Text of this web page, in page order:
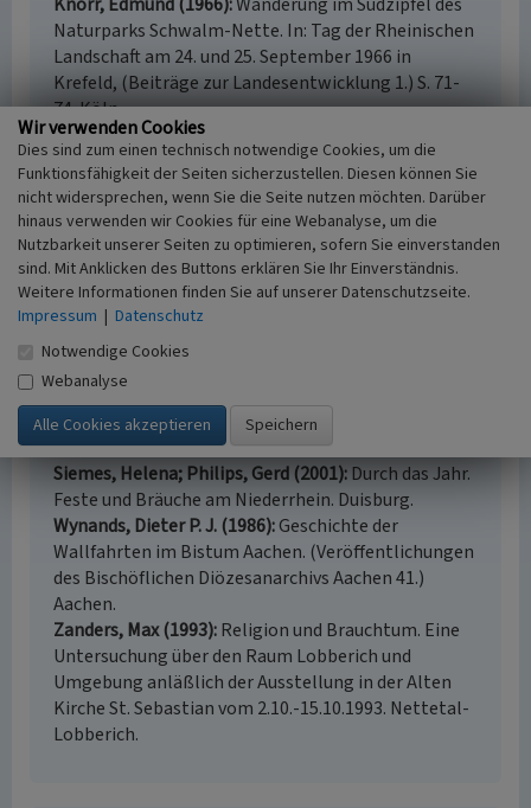
Naturparks Schwalm-Nette. In: Tag der Rheinischen
Landschaft am 24. und 25. September 1966 in
Krefeld, (Beiträge zur Landesentwicklung 1.) S. 71-
74. Köln.
Knorr, Edmund (1934)
Bezirksstelle für staatl. Naturschutz durch das Land
an der Schwalm. In: Rheinische Heimatpflege 6, Heft
4, S. 351-353. Düsseldorf.
Kronsbein, Stefan (1991) Quellen am unteren linken
Niederrhein - ein natur- und kulturgeschichtlicher
Beitrag. In: Klostermann, Josef; Kronsbein, Stefan;
Rehbein, Hansgeorg (Hrsg.): Natur und Landschaft
am Niederrhein - Naturwissenschaftliche Beiträge.
Festschrift zum 80. Geburtstag von Dr. Hans-
Wilhelm Quitzow, (Niederrheinischer Landeskunde.
Schriften zur Natur und Geschichte des Niederrheins,
Band X.) S. 349-429. Krefeld.
Siemes, Helena; Philips, Gerd (2001) Durch das Jahr.
Feste und Bräuche am Niederrhein. Duisburg.
Wynands, Dieter P. J. (1986) Geschichte der
Wallfahrten im Bistum Aachen. (Veröffentlichungen
des Bischöflichen Diözesanarchivs Aachen 41.)
Aachen.
Zanders, Max (1993) Religion und Brauchtum. Eine
Untersuchung über den Raum Lobberich und
Umgebung anläßlich der Ausstellung in der Alten
Kirche St. Sebastian vom 2.10.-15.10.1993. Nettetal-
Lobberich.
Wir verwenden Cookies
Dies sind zum einen technisch notwendige Cookies, um die
Funktionsfähigkeit der Seiten sicherzustellen. Diesen können Sie
nicht widersprechen, wenn Sie die Seite nutzen möchten. Darüber
hinaus verwenden wir Cookies für eine Webanalyse, um die
Nutzbarkeit unserer Seiten zu optimieren, sofern Sie einverstanden
sind. Mit Anklicken des Buttons erklären Sie Ihr Einverständnis.
Weitere Informationen finden Sie auf unserer Datenschutzseite.
Impressum | Datenschutz
Notwendige Cookies
Webanalyse